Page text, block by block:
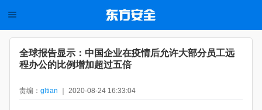
全球报告显示：中国企业在疫情后允许大部分员工远
程办公的比例增加超过五倍
责编： gltian ｜ 2020-08-24 16:33:04